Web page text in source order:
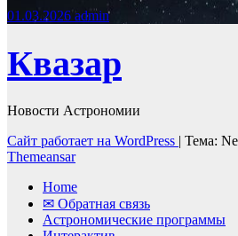
01.03.2026admin
Квазар
Новости Астрономии
Сайт работает на WordPress
Тема:
Themeansar
Home
✉ Обратная связь
Астрономические программы